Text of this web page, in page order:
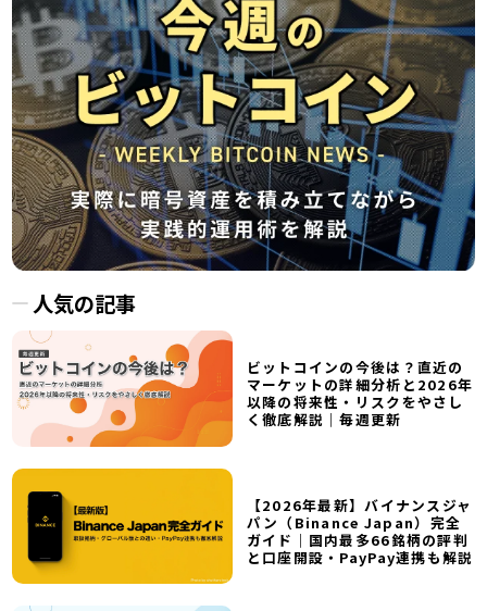
人気の記事
ビットコインの今後は？直近の
マーケットの詳細分析と2026年
以降の将来性・リスクをやさし
く徹底解説｜毎週更新
【2026年最新】バイナンスジャ
パン（Binance Japan）完全
ガイド｜国内最多66銘柄の評判
と口座開設・PayPay連携も解説